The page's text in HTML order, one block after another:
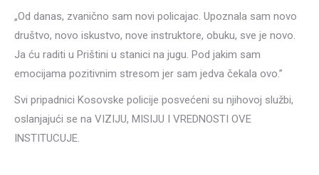
„Od danas, zvanično sam novi policajac. Upoznala sam novo
društvo, novo iskustvo, nove instruktore, obuku, sve je novo.
Ja ću raditi u Prištini u stanici na jugu. Pod jakim sam
emocijama pozitivnim stresom jer sam jedva čekala ovo.”
Svi pripadnici Kosovske policije posvećeni su njihovoj službi,
oslanjajući se na VIZIJU, MISIJU I VREDNOSTI OVE
INSTITUCUJE.